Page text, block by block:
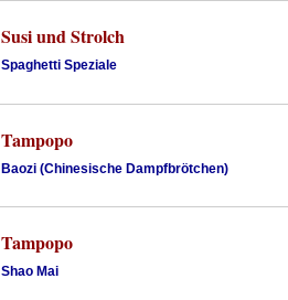
Susi und Strolch
Spaghetti Speziale
Tampopo
Baozi (Chinesische Dampfbrötchen)
Tampopo
Shao Mai